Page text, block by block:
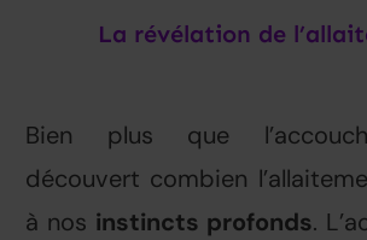
La révélation de
Bien plus que
découvert combien
à nos instincts profonds.